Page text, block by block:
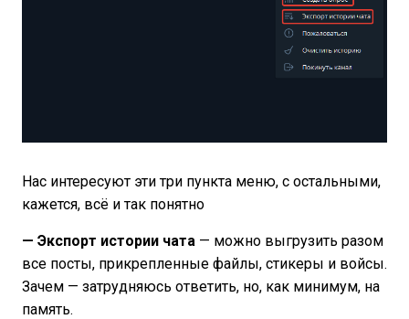
Нас интересуют эти три пункта меню, с остальными,
кажется, всё и так понятно
— Экспорт истории чата — можно выгрузить разом
все посты, прикрепленные файлы, стикеры и войсы.
Зачем — затрудняюсь ответить, но, как минимум, на
память.